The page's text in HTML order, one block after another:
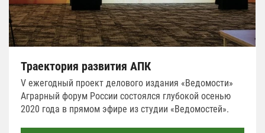
Траектория развития АПК
V ежегодный проект делового издания «Ведомости»
Аграрный форум России состоялся глубокой осенью
2020 года в прямом эфире из студии «Ведомостей».